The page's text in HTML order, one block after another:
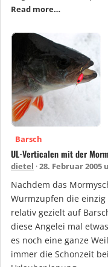
Read more…
Barsch
UL-Verticalen mit der
dietel 28. Februar 2005
Nachdem das
Wurmzupfen die
relativ gezielt auf
diese Angelei mal
es noch eine ganze
immer die Schonzeit